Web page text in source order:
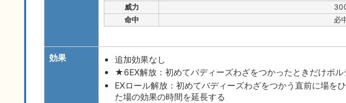
威力
命中
必
効果
追加効果なし
★6EX解放：初めてバディーズわざをつかったときだけボル
EXロール解放：初めてバディーズわざをつかう直前に場を
た場の効果の時間を延長する